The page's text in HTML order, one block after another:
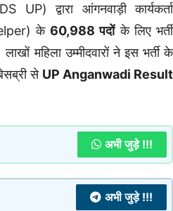
UP) द्वारा आंगनवाड़ी कार्यकर्ता
के60,988 पदोंके लिए भर्ती
महिला उम्मीदवारों ने इस भर्ती के
से UP Anganwadi Result
अभी जुड़े !!!
अभी जुड़े !!!